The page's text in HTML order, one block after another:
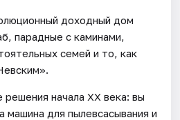
доходный дом
парадные с каминами,
семей и то, как
начала XX века: вы
машина для пылевсасывания и